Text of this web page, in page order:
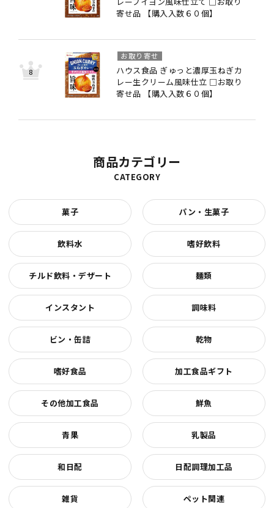
寄せ品 【購入入数６０個】
ハウス食品 ぎゅっと濃厚玉ねぎカ
レー生クリーム風味仕立 □お取り
寄せ品 【購入入数６０個】
お取り寄せ
商品カテゴリー
CATEGORY
菓子 パン・生菓子
飲料水 嗜好飲料
チルド飲料・デザート 麺類
インスタント 調味料
ビン・缶詰 乾物
嗜好食品 加工食品ギフト
その他加工食品 鮮魚
青果 乳製品
和日配 日配調理加工品
雑貨 ペット関連